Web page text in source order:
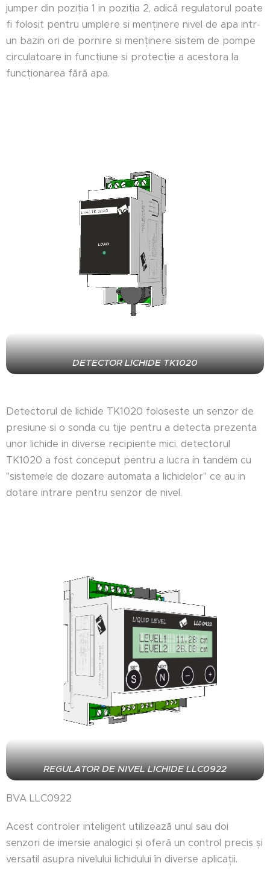
jumper din poziția 1 in poziția 2, adică regulatorul poate
fi folosit pentru umplere si menținere nivel de apa intr-
un bazin ori de pornire si menținere sistem de pompe
circulatoare in funcțiune si protecție a acestora la
funcționarea fără apa.
DETECTOR LICHIDE TK1020
Detectorul de lichide TK1020 foloseste un senzor de
presiune si o sonda cu tije pentru a detecta prezenta
unor lichide in diverse recipiente mici. detectorul
TK1020 a fost conceput pentru a lucra in tandem cu
"sistemele de dozare automata a lichidelor" ce au in
dotare intrare pentru senzor de nivel.
REGULATOR DE NIVEL LICHIDE LLC0922
BVA LLC0922
Acest controler inteligent utilizează unul sau doi
senzori de imersie analogici și oferă un control precis și
versatil asupra nivelului lichidului în diverse aplicații.